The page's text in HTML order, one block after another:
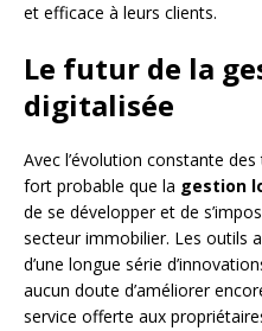
et efficace à leurs clients.
Le futur de la
digitalisée
Avec l’évolution constante
fort probable que la gestion
de se développer et de
secteur immobilier. Les outils
d’une longue série
aucun doute d’améliorer
service offerte aux